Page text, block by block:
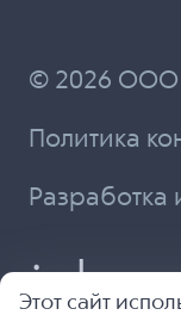
© 2026 ООО
Политика
Этот сайт